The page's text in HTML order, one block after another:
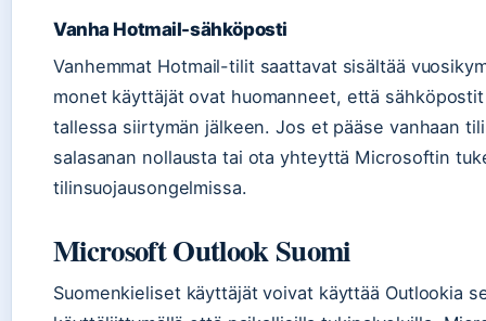
Vanha Hotmail-sähköposti
Vanhemmat Hotmail-tilit saattavat sisältää
monet käyttäjät ovat huomanneet, että
tallessa siirtymän jälkeen. Jos et pääse vanhaan
salasanan nollausta tai ota yhteyttä Microsoftin
tilinsuojausongelmissa.
Microsoft Outlook Suomi
Suomenkieliset käyttäjät voivat käyttää Outlookia